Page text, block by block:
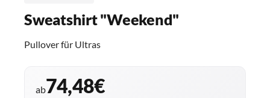
Sweatshirt "Weekend"
Pullover für Ultras
ab74,48€